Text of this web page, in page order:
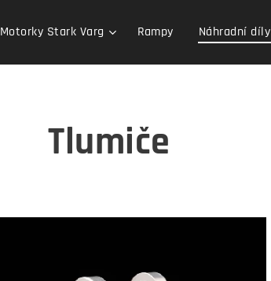
Motorky Stark Varg Rampy Náhradní díly
Tlumiče